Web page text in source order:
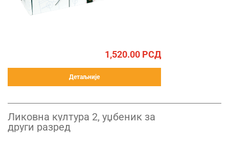
1,520.00 РСД
Детаљније
Ликовна култура 2, уџбеник за
други разред